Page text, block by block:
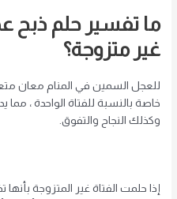
ما تفسير حلم ذبح
غير متزوجة؟
للعجل السمين في المنام معان
خاصة بالنسبة للفتاة الواحدة ، مما
وكذلك النجاح والتفوق.
إذا حلمت الفتاة غير المتزوجة